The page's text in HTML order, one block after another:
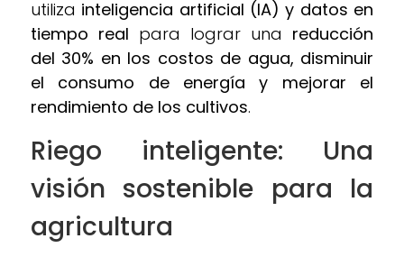
utiliza inteligencia artificial (IA) y datos en
tiempo real para lograr una reducción
del 30% en los costos de agua, disminuir
el consumo de energía y mejorar el
rendimiento de los cultivos.
Riego inteligente: Una
visión sostenible para la
agricultura